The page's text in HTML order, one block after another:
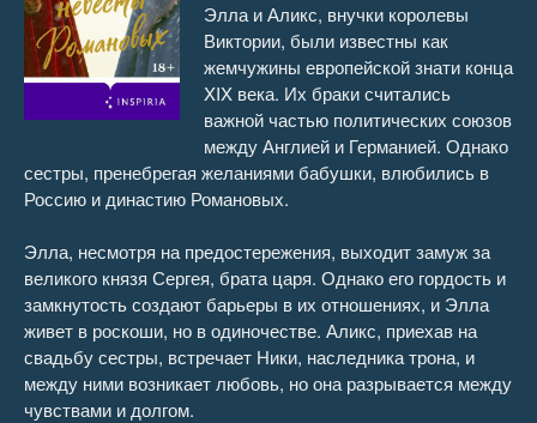
18
19
11:27
21
14:41
22
16:37
23
16:38
24
25
Элла и Аликс, внучки королевы
Виктории, были известны как
жемчужины европейской знати конца
XIX века. Их браки считались
важной частью политических союзов
между Англией и Германией. Однако
сестры, пренебрегая желаниями бабушки, влюбились в
Россию и династию Романовых.
Элла, несмотря на предостережения, выходит замуж за
великого князя Сергея, брата царя. Однако его гордость и
замкнутость создают барьеры в их отношениях, и Элла
живет в роскоши, но в одиночестве. Аликс, приехав на
свадьбу сестры, встречает Ники, наследника трона, и
между ними возникает любовь, но она разрывается между
чувствами и долгом.